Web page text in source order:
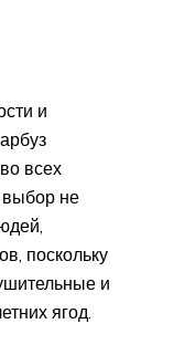
и
всех
выбор не
поскольку
и
ягод.